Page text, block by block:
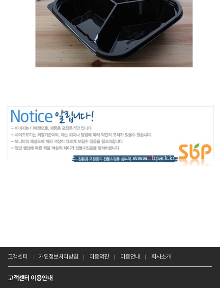
고객센터 개인정보처리방침 이용약관 이용안내 회사소개
고객센터 이용안내